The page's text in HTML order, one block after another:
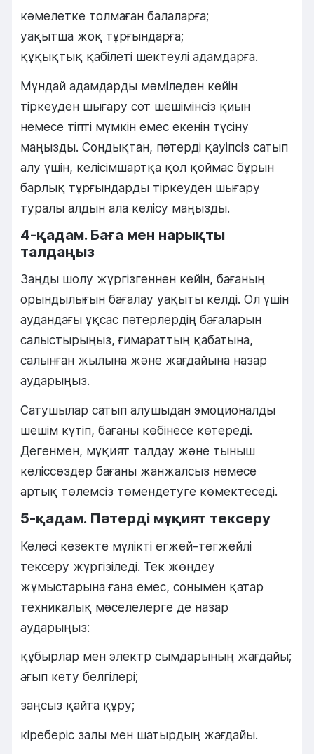
кәмелетке толмаған балаларға;
уақытша жоқ тұрғындарға;
құқықтық қабілеті шектеулі адамдарға.
Мұндай адамдарды мәміледен кейін
тіркеуден шығару сот шешімінсіз қиын
немесе тіпті мүмкін емес екенін түсіну
маңызды. Сондықтан, пәтерді қауіпсіз сатып
алу үшін, келісімшартқа қол қоймас бұрын
барлық тұрғындарды тіркеуден шығару
туралы алдын ала келісу маңызды.
4-қадам. Баға мен нарықты
талдаңыз
Заңды шолу жүргізгеннен кейін, бағаның
орындылығын бағалау уақыты келді. Ол үшін
аудандағы ұқсас пәтерлердің бағаларын
салыстырыңыз, ғимараттың қабатына,
салынған жылына және жағдайына назар
аударыңыз.
Сатушылар сатып алушыдан эмоционалды
шешім күтіп, бағаны көбінесе көтереді.
Дегенмен, мұқият талдау және тыныш
келіссөздер бағаны жанжалсыз немесе
артық төлемсіз төмендетуге көмектеседі.
5-қадам. Пәтерді мұқият тексеру
Келесі кезекте мүлікті егжей-тегжейлі
тексеру жүргізіледі. Тек жөндеу
жұмыстарына ғана емес, сонымен қатар
техникалық мәселелерге де назар
аударыңыз:
құбырлар мен электр сымдарының жағдайы;
ағып кету белгілері;
заңсыз қайта құру;
кіреберіс залы мен шатырдың жағдайы.